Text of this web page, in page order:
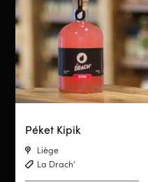
Péket Kipik
Liège
La Drach'